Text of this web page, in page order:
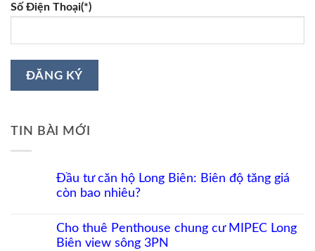
Số Điện Thoại(*)
TIN BÀI MỚI
Đầu tư căn hộ Long Biên: Biên độ tăng giá
còn bao nhiêu?
bình
luận
Cho thuê Penthouse chung cư MIPEC Long
Biên view sông 3PN